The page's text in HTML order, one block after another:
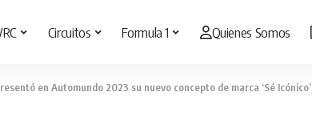
Circuitos Formula 1 Quienes Somos
en Automundo 2023 su nuevo concepto de marca ‘Sé Icónico’